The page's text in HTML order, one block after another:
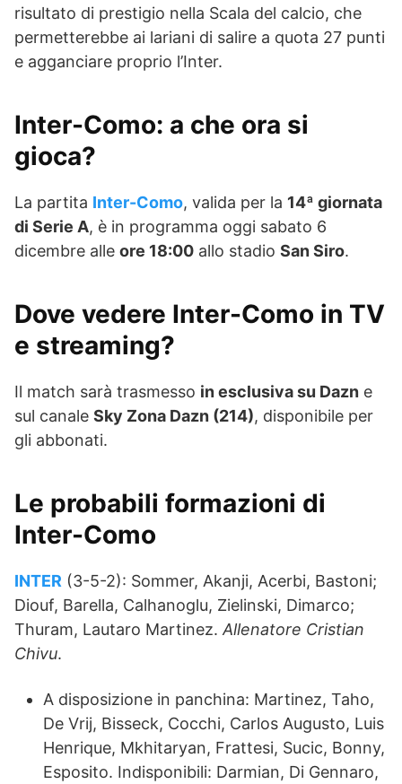
risultato di prestigio nella Scala del calcio, che
permetterebbe ai lariani di salire a quota 27 punti
e agganciare proprio l’Inter.
Inter-Como: a che ora si
gioca?
La partita Inter-Como, valida per la 14ª giornata
di Serie A, è in programma oggi sabato 6
dicembre alle ore 18:00 allo stadio San Siro.
Dove vedere Inter-Como in TV
e streaming?
Il match sarà trasmesso in esclusiva su Dazn e
sul canale Sky Zona Dazn (214), disponibile per
gli abbonati.
Le probabili formazioni di
Inter-Como
INTER (3-5-2): Sommer, Akanji, Acerbi, Bastoni;
Diouf, Barella, Calhanoglu, Zielinski, Dimarco;
Thuram, Lautaro Martinez. Allenatore Cristian
Chivu.
A disposizione in panchina: Martinez, Taho,
De Vrij, Bisseck, Cocchi, Carlos Augusto, Luis
Henrique, Mkhitaryan, Frattesi, Sucic, Bonny,
Esposito. Indisponibili: Darmian, Di Gennaro,